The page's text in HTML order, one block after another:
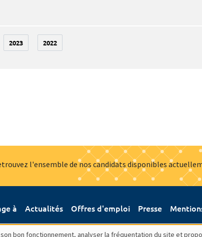
2023 2022
l'ensemble de nos candidats disponibles
à Actualités Offres d'emploi Presse
bon fonctionnement, analyser la fréquentation du site et